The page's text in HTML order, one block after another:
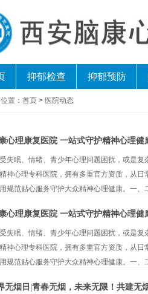
抑郁检查 抑郁预防
置： 首页 > 医院动态
心理康复医院 一站式守护精神心理健
失眠、情绪、青少年心理问题困扰，或是
神心理专科医院，拥有多重官方资质，从
规范贴心服务守护大众精神心理健康。一、
心理康复医院 一站式守护精神心理健
失眠、情绪、青少年心理问题困扰，或是
神心理专科医院，拥有多重官方资质，从
规范贴心服务守护大众精神心理健康。一、
无烟日|青春无烟，未来无限！共建无